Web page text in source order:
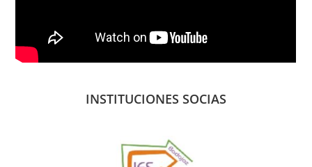
INSTITUCIONES SOCIAS